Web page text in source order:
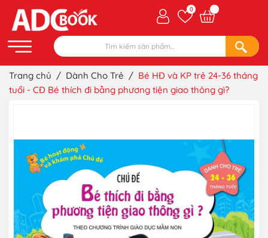
0
Trang chủ / Dành Cho Trẻ / Bé HĐ và KP trẻ 24-36 tháng
tuổi - CĐ Bé thích đi bằng phương tiện giao thông gì?